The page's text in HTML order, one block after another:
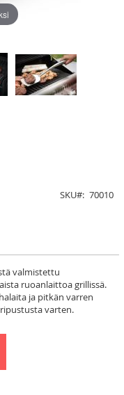
SKU 70010
valmistettu
ruoanlaittoa grillissä.
ja pitkän varren
varten.